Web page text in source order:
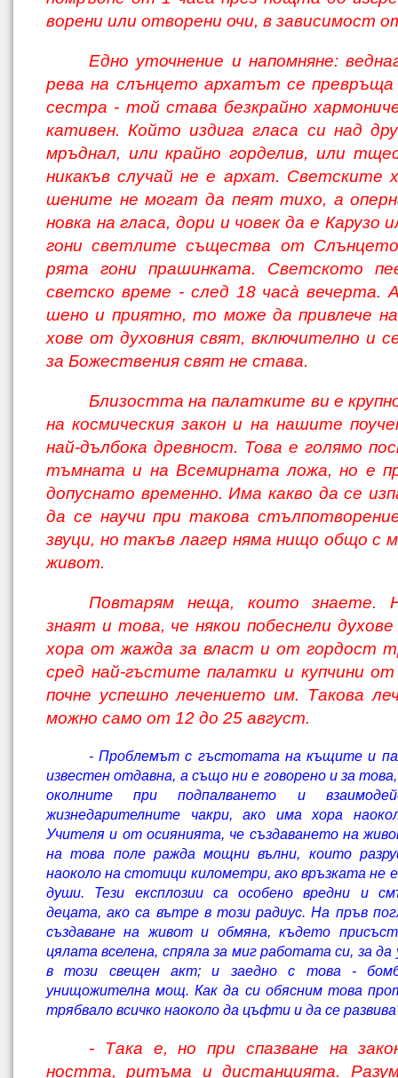
ворени или отворени очи, в зависимост
Едно уточнение и напомняне:
рева на слънцето архатът се
сестра - той става безкрайно
кативен. Който издига гласа си над
мръднал, или крайно горделив, или
никакъв случай не е архат. Светските
шените не могат да пеят тихо, а
новка на гласа, дори и човек да е Карузо
гони светлите същества от
рята гони прашинката. Светското
светско време - след 18 часà вечерта.
шено и приятно, то може да привлече
хове от духовния свят, включително и
за Божествения свят не става.
Близостта на палатките ви е
на космическия закон и на нашите
най-дълбока древност. Това е голямо
тъмната и на Всемирната ложа, но е
допуснато временно. Има какво да се
да се научи при такова
звуци, но такъв лагер няма нищо общо с
живот.
Повтарям неща, които знаете.
знаят и това, че някои побеснели духове
хора от жажда за власт и от гордост
сред най-гъстите палатки и купчини
почне успешно лечението им. Такова
можно само от 12 до 25 август.
- Проблемът с гъстотата на къщите и
известен отдавна, а също ни е говорено и за
околните при подпалването и
жизнедарителните чакри, ако има хора
Учителя и от осиянията, че създаването на
на това поле ражда мощни вълни, които
наоколо на стотици километри, ако връзката не
души. Тези експлозии са особено вредни и
децата, ако са вътре в този радиус. На пръв
създаване на живот и обмяна, където
цялата вселена, спряла за миг работата си, за да
в този свещен акт; и заедно с това -
унищожителна мощ. Как да си обясним това
трябвало всичко наоколо да цъфти и да се
- Така е, но при спазване на
ността, ритъма и дистанцията.